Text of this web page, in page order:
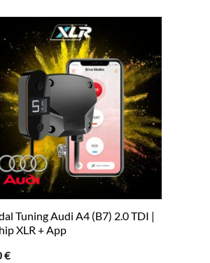
Tuning Audi A4 (B7) 2.0 TDI |
XLR + App
€